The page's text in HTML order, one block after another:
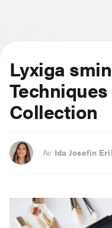
Lyxiga
Collection
Av Ida Josefin